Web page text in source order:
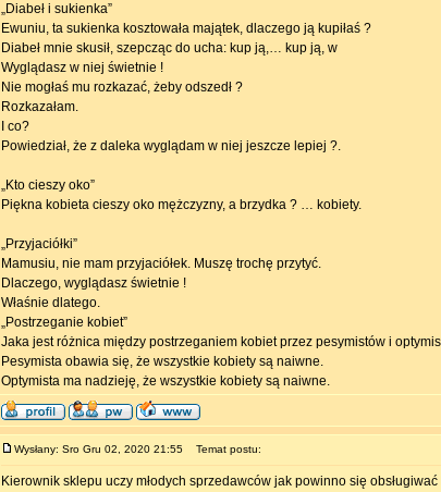
„Diabeł i sukienka”
Ewuniu, ta sukienka kosztowała majątek, dlaczego ją kupiłaś ?
Diabeł mnie skusił, szepcząc do ucha: kup ją,… kup ją, w
Wyglądasz w niej świetnie !
Nie mogłaś mu rozkazać, żeby odszedł ?
Rozkazałam.
I co?
Powiedział, że z daleka wyglądam w niej jeszcze lepiej ?.
„Kto cieszy oko”
Piękna kobieta cieszy oko mężczyzny, a brzydka ? … kobiety.
„Przyjaciółki”
Mamusiu, nie mam przyjaciółek. Muszę trochę przytyć.
Dlaczego, wyglądasz świetnie !
Właśnie dlatego.
„Postrzeganie kobiet”
Jaka jest różnica między postrzeganiem kobiet przez pesymistów i
Pesymista obawia się, że wszystkie kobiety są naiwne.
Optymista ma nadzieję, że wszystkie kobiety są naiwne.
Wysłany: Sro Gru 02, 2020 21:55 Temat postu:
Kierownik sklepu uczy młodych sprzedawców jak powinno się obsługiwać